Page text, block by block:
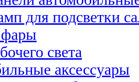
для подсветки
света
аксессуары